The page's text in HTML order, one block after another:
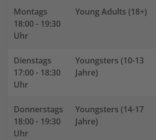
Montags
18:00 - 19:30
Uhr
Young Adults (18+)
Dienstags
17:00 - 18:30
Uhr
Youngsters (10-13
Jahre)
Donnerstags
18:00 - 19:30
Uhr
Youngsters (14-17
Jahre)